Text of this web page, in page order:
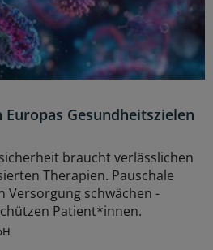
Gesundheitszielen
braucht verlässlichen
Therapien. Pauschale
Versorgung schwächen -
Patient*innen.